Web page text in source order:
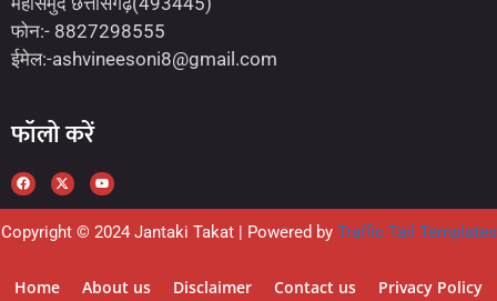
फोन:- 8827298555
ईमेल:-ashvineesoni8@gmail.com
फॉलो करें
Copyright © 2024 Jantaki Takat | Powered by Traffic Tail Templates
Home About us Disclaimer Contact us Privacy Policy